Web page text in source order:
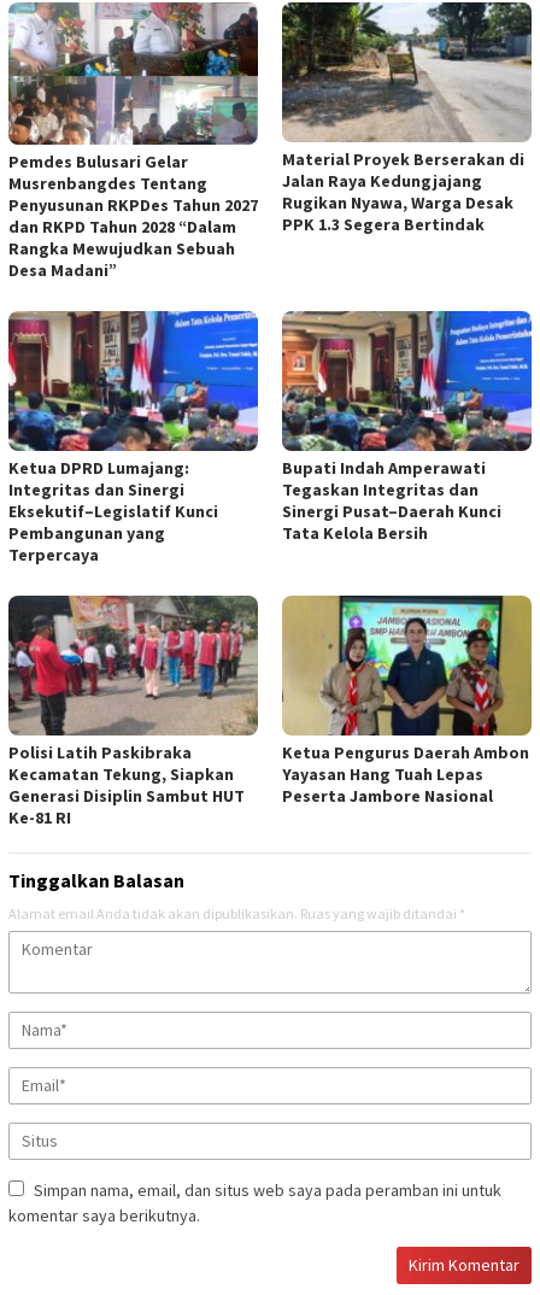
Pemdes Bulusari Gelar
Musrenbangdes Tentang
Penyusunan RKPDes Tahun 2027
dan RKPD Tahun 2028 “Dalam
Rangka Mewujudkan Sebuah
Desa Madani”
Material Proyek Berserakan di
Jalan Raya Kedungjajang
Rugikan Nyawa, Warga Desak
PPK 1.3 Segera Bertindak
Ketua DPRD Lumajang:
Integritas dan Sinergi
Eksekutif–Legislatif Kunci
Pembangunan yang
Terpercaya
Bupati Indah Amperawati
Tegaskan Integritas dan
Sinergi Pusat–Daerah Kunci
Tata Kelola Bersih
Polisi Latih Paskibraka
Kecamatan Tekung, Siapkan
Generasi Disiplin Sambut HUT
Ke-81 RI
Ketua Pengurus Daerah Ambon
Yayasan Hang Tuah Lepas
Peserta Jambore Nasional
Tinggalkan Balasan
Alamat email Anda tidak akan dipublikasikan. Ruas yang wajib ditandai *
Simpan nama, email, dan situs web saya pada peramban ini untuk
komentar saya berikutnya.